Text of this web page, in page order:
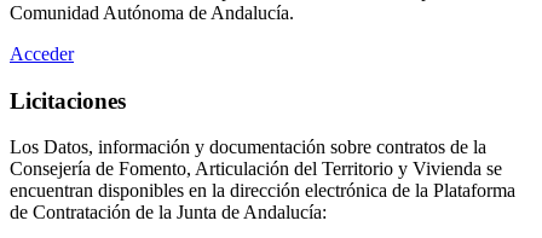
Comunidad Autónoma de Andalucía.
Acceder
Licitaciones
Los Datos, información y documentación sobre contratos de la
Consejería de Fomento, Articulación del Territorio y Vivienda se
encuentran disponibles en la dirección electrónica de la Plataforma
de Contratación de la Junta de Andalucía: